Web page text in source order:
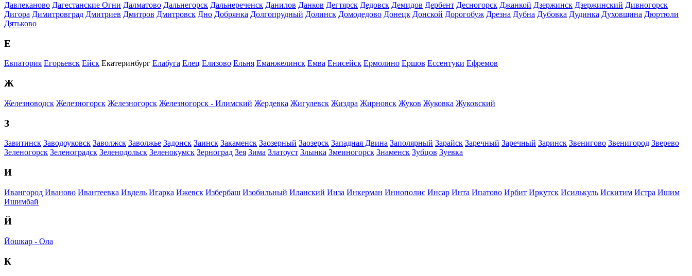
Давлеканово Дагестанские Огни Далматово Дальнегорск Дальнереченск Данилов Данков Дегтярск Дедовск Демидов Дербент Десногорск Джанкой Дзержинск Дзержинский Дивногорск
Дигора Димитровград Дмитриев Дмитров Дмитровск Дно Добрянка Долгопрудный Долинск Домодедово Донецк Донской Дорогобуж Дрезна Дубна Дубовка Дудинка Духовщина Дюртюли
Дятьково
Е
Евпатория Егорьевск Ейск Екатеринбург Елабуга Елец Елизово Ельня Еманжелинск Емва Енисейск Ермолино Ершов Ессентуки Ефремов
Ж
Железноводск Железногорск Железногорск Железногорск - Илимский Жердевка Жигулевск Жиздра Жирновск Жуков Жуковка Жуковский
З
Завитинск Заводоуковск Заволжск Заволжье Задонск Заинск Закаменск Заозерный Заозерск Западная Двина Заполярный Зарайск Заречный Заречный Заринск Звенигово Звенигород Зверево
Зеленогорск Зеленоградск Зеленодольск Зеленокумск Зерноград Зея Зима Златоуст Злынка Змеиногорск Знаменск Зубцов Зуевка
И
Ивангород Иваново Ивантеевка Ивдель Игарка Ижевск Избербаш Изобильный Иланский Инза Инкерман Иннополис Инсар Инта Ипатово Ирбит Иркутск Исилькуль Искитим Истра Ишим
Ишимбай
Й
Йошкар - Ола
К